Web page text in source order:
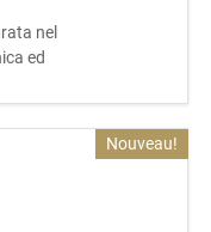
nel
ed
il
gestirà il
Nouveau!